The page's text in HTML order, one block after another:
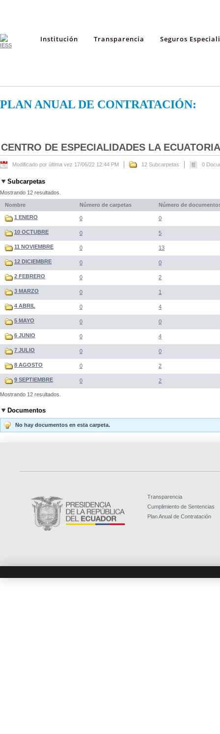
Institución Transparencia Seguros
PLAN ANUAL DE CONTRATACIÓN:
CENTRO DE ESPECIALIDADES LA
Modificado por última vez 17/06/22 12:44 PM 12 Subcarpetas 0
Subcarpetas
Mostrando 12 resultados.
Nombre Número de carpetas Número de
1 ENERO 0 0
10 OCTUBRE 0 5
11 NOVIEMBRE 0 13
12 DICIEMBRE 0 0
2 FEBRERO 0 2
3 MARZO 0 1
4 ABRIL 0 4
5 MAYO 0 0
6 JUNIO 0 4
7 JULIO 0 0
8 AGOSTO 0 2
9 SEPTIEMBRE 0 2
Mostrando 12 resultados.
Documentos
No hay documentos en esta carpeta.
Transparencia
Cumplimiento de Sentencias
Plan Anual de Contratación